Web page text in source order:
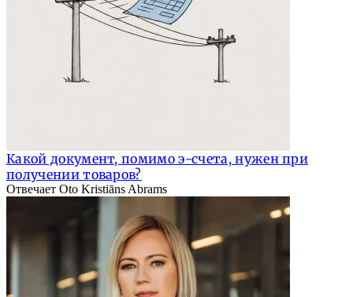
Какой документ, помимо э-счета, нужен при
получении товаров?
Отвечает Oto Kristiāns Abrams